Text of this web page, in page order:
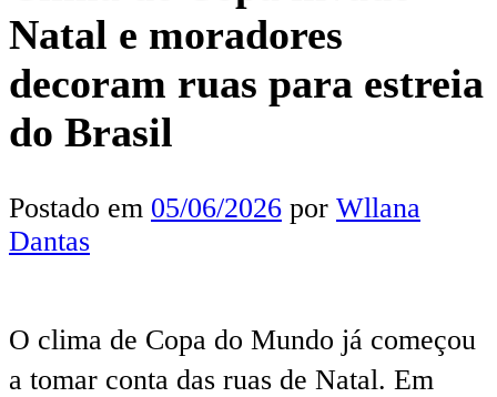
Natal e moradores
decoram ruas para estreia
do Brasil
Postado em 05/06/2026 por Wllana
Dantas
O clima de Copa do Mundo já começou
a tomar conta das ruas de Natal. Em